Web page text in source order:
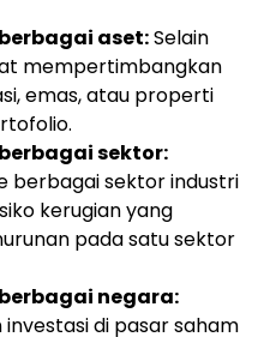
aset:Selain
mempertimbangkan
emas, atau properti
sektor:
berbagai sektor industri
kerugian yang
pada satu sektor
negara:
di pasar saham